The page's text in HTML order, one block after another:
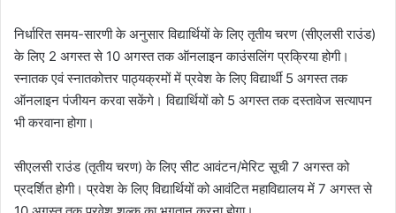
निर्धारित समय-सारणी के अनुसार विद्यार्थियों के लिए तृतीय चरण (सीएलसी राउंड)
के लिए 2 अगस्त से 10 अगस्त तक ऑनलाइन काउंसलिंग प्रक्रिया होगी।
स्नातक एवं स्नातकोत्तर पाठ्यक्रमों में प्रवेश के लिए विद्यार्थी 5 अगस्त तक
ऑनलाइन पंजीयन करवा सकेंगे। विद्यार्थियों को 5 अगस्त तक दस्तावेज सत्यापन
भी करवाना होगा।
सीएलसी राउंड (तृतीय चरण) के लिए सीट आवंटन/मेरिट सूची 7 अगस्त को
प्रदर्शित होगी। प्रवेश के लिए विद्यार्थियों को आवंटित महाविद्यालय में 7 अगस्त से